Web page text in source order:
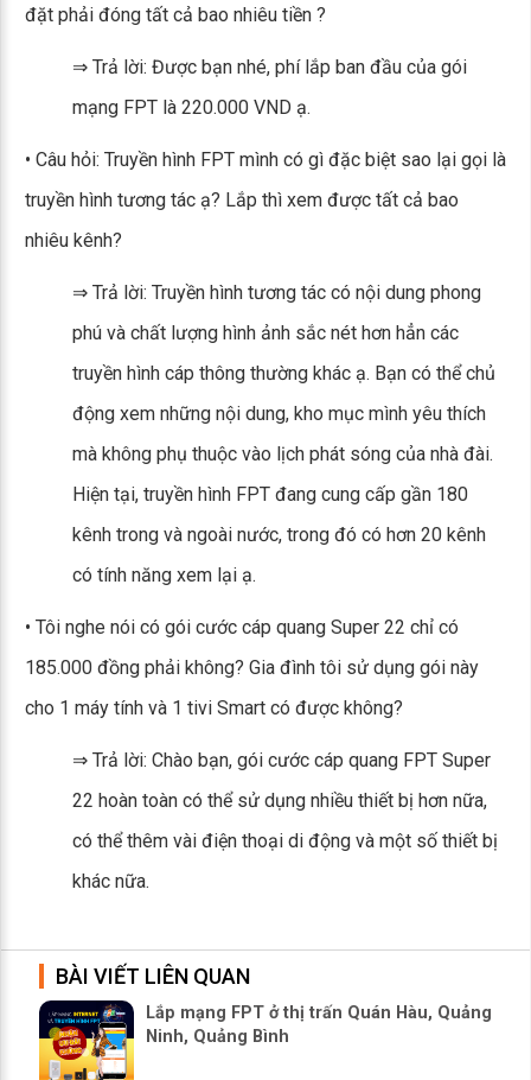
đặt phải đóng tất cả bao nhiêu tiền ?
⇒ Trả lời: Được bạn nhé, phí lắp ban đầu của gói
mạng FPT là 220.000 VND ạ.
• Câu hỏi: Truyền hình FPT mình có gì đặc biệt sao lại gọi là
truyền hình tương tác ạ? Lắp thì xem được tất cả bao
nhiêu kênh?
⇒ Trả lời: Truyền hình tương tác có nội dung phong
phú và chất lượng hình ảnh sắc nét hơn hẳn các
truyền hình cáp thông thường khác ạ. Bạn có thể chủ
động xem những nội dung, kho mục mình yêu thích
mà không phụ thuộc vào lịch phát sóng của nhà đài.
Hiện tại, truyền hình FPT đang cung cấp gần 180
kênh trong và ngoài nước, trong đó có hơn 20 kênh
có tính năng xem lại ạ.
• Tôi nghe nói có gói cước cáp quang Super 22 chỉ có
185.000 đồng phải không? Gia đình tôi sử dụng gói này
cho 1 máy tính và 1 tivi Smart có được không?
⇒ Trả lời: Chào bạn, gói cước cáp quang FPT Super
22 hoàn toàn có thể sử dụng nhiều thiết bị hơn nữa,
có thể thêm vài điện thoại di động và một số thiết bị
khác nữa.
BÀI VIẾT LIÊN QUAN
Lắp mạng FPT ở thị trấn Quán Hàu, Quảng
Ninh, Quảng Bình